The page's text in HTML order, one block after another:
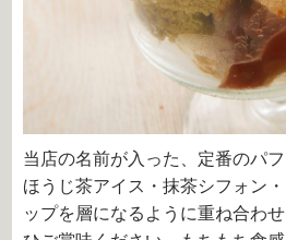
当店の名前が入った、定番のパ
ほうじ茶アイス・抹茶シフォン
ップを層になるように重ね合わ